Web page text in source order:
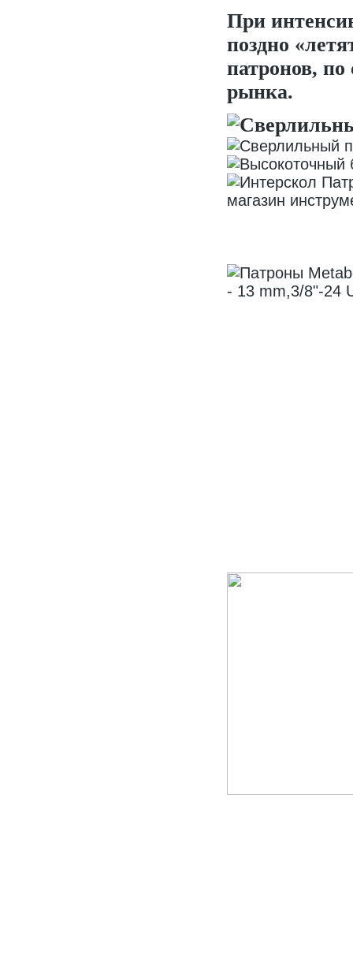
При
поздно
патронов, по
рынка.